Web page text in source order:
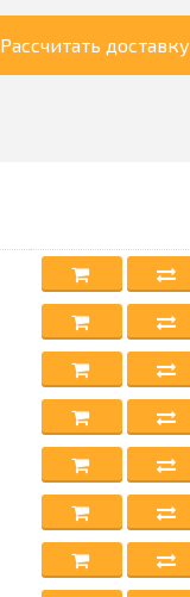
Рассчитать доставку